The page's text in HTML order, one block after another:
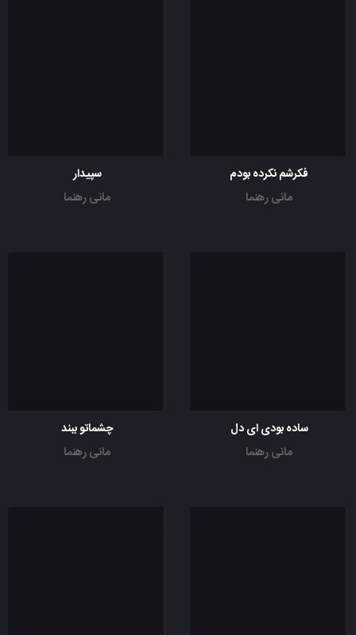
فکرشم نکرده بودم
مانی رهنما
سپیدار
مانی رهنما
ساده بودی ای دل
مانی رهنما
چشماتو ببند
مانی رهنما